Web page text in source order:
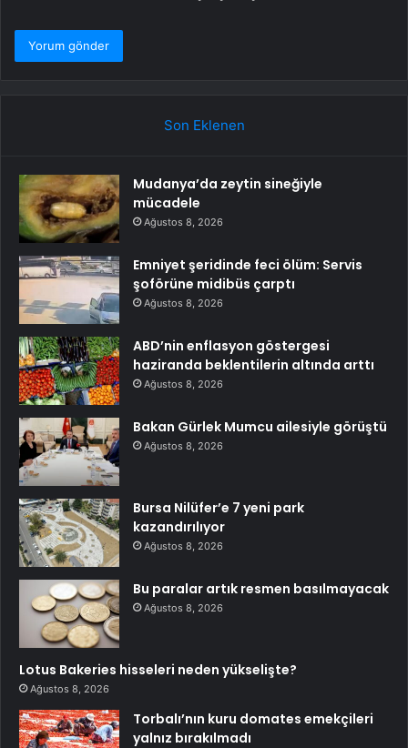
Son Eklenen
Mudanya’da zeytin sineğiyle
mücadele
Ağustos 8, 2026
Emniyet şeridinde feci ölüm: Servis
şoförüne midibüs çarptı
Ağustos 8, 2026
ABD’nin enflasyon göstergesi
haziranda beklentilerin altında arttı
Ağustos 8, 2026
Bakan Gürlek Mumcu ailesiyle görüştü
Ağustos 8, 2026
Bursa Nilüfer’e 7 yeni park
kazandırılıyor
Ağustos 8, 2026
Bu paralar artık resmen basılmayacak
Ağustos 8, 2026
Lotus Bakeries hisseleri neden yükselişte?
Ağustos 8, 2026
Torbalı’nın kuru domates emekçileri
yalnız bırakılmadı